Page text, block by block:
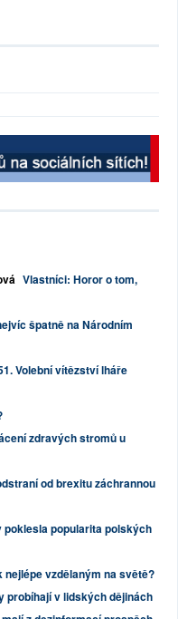
Vlastníci: Horor o tom,
špatně na Národním
Volební vítězství lháře
zdravých stromů u
od brexitu záchrannou
poklesla popularita polských
vzdělaným na světě?
probíhají v lidských dějinách